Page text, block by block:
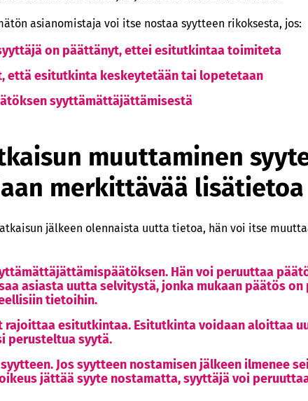
asianomistaja voi itse nostaa syytteen rikoksesta, jos:
on päättänyt, ettei esitutkintaa toimiteta
että esitutkinta keskeytetään tai lopetetaan
syyttämättäjättämisestä
muuttaminen
merkittävää lisätietoa
jälkeen olennaista uutta tietoa, hän voi itse
Hän voi peruuttaa
asiasta uutta selvitystä, jonka mukaan päätös
tietoihin.
rajoittaa esitutkintaa. Esitutkinta voidaan aloittaa
perusteltua syytä.
Jos syytteen nostamisen jälkeen ilmenee
jättää syyte nostamatta, syyttäjä voi